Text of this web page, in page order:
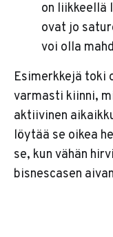
on liikkeellä
ovat jo
voi olla
Esimerkkejä toki
varmasti kiinni,
aktiivinen
löytää se oikea
se, kun vähän
bisnescasen